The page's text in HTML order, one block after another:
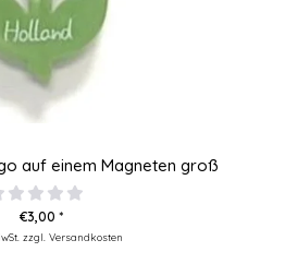
auf einem Magneten groß
€3,00 *
zzgl. Versandkosten